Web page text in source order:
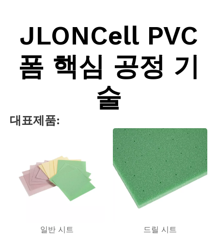
JLONCell PVC
폼 핵심 공정 기
술
대표제품:
일반 시트
드릴 시트